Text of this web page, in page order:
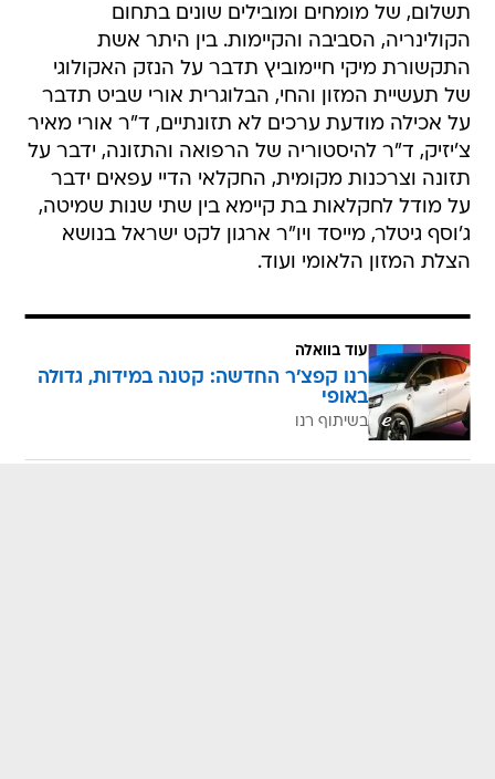
תשלום, של מומחים ומובילים שונים בתחום
הקולינריה, הסביבה והקיימות. בין היתר אשת
התקשורת מיקי חיימוביץ תדבר על הנזק האקולוגי
של תעשיית המזון והחי, הבלוגרית אורי שביט תדבר
על אכילה מודעת ערכים לא תזונתיים, ד"ר אורי מאיר
צ'יזיק, ד"ר להיסטוריה של הרפואה והתזונה, ידבר על
תזונה וצרכנות מקומית, החקלאי הדיי עפאים ידבר
על מודל לחקלאות בת קיימא בין שתי שנות שמיטה,
ג'וסף גיטלר, מייסד ויו"ר ארגון לקט ישראל בנושא
הצלת המזון הלאומי ועוד.
עוד בוואלה
רנו קפצ'ר החדשה: קטנה במידות, גדולה
באופי
בשיתוף רנו